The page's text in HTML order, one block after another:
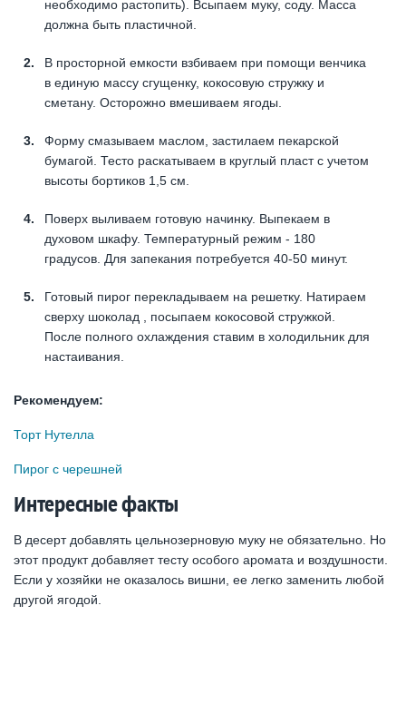
необходимо растопить). Всыпаем муку, соду. Масса
должна быть пластичной.
В просторной емкости взбиваем при помощи венчика
в единую массу сгущенку, кокосовую стружку и
сметану. Осторожно вмешиваем ягоды.
Форму смазываем маслом, застилаем пекарской
бумагой. Тесто раскатываем в круглый пласт с учетом
высоты бортиков 1,5 см.
Поверх выливаем готовую начинку. Выпекаем в
духовом шкафу. Температурный режим - 180
градусов. Для запекания потребуется 40-50 минут.
Готовый пирог перекладываем на решетку. Натираем
сверху шоколад , посыпаем кокосовой стружкой.
После полного охлаждения ставим в холодильник для
настаивания.
Рекомендуем:
Торт Нутелла
Пирог с черешней
Интересные факты
В десерт добавлять цельнозерновую муку не обязательно. Но
этот продукт добавляет тесту особого аромата и воздушности.
Если у хозяйки не оказалось вишни, ее легко заменить любой
другой ягодой.